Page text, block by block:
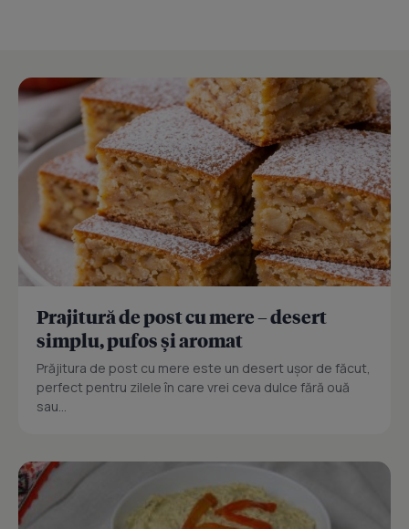
Prajitură de post cu mere – desert
simplu, pufos și aromat
Prăjitura de post cu mere este un desert ușor de făcut,
perfect pentru zilele în care vrei ceva dulce fără ouă
sau...